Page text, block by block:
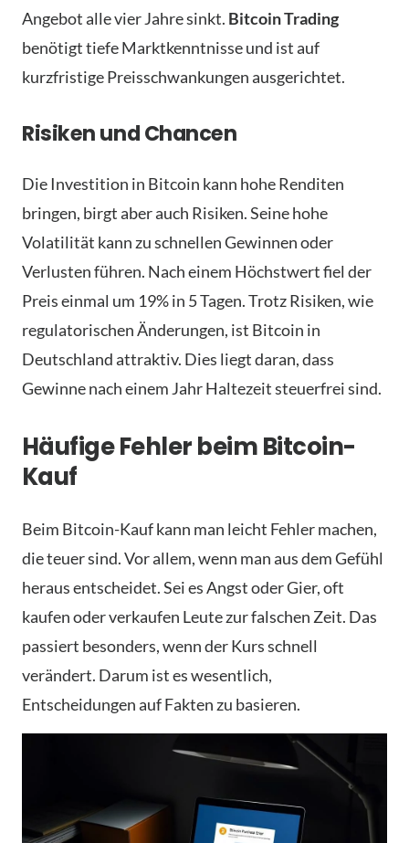
Angebot alle vier Jahre sinkt. Bitcoin Trading
benötigt tiefe Marktkenntnisse und ist auf
kurzfristige Preisschwankungen ausgerichtet.
Risiken und Chancen
Die Investition in Bitcoin kann hohe Renditen
bringen, birgt aber auch Risiken. Seine hohe
Volatilität kann zu schnellen Gewinnen oder
Verlusten führen. Nach einem Höchstwert fiel der
Preis einmal um 19% in 5 Tagen. Trotz Risiken, wie
regulatorischen Änderungen, ist Bitcoin in
Deutschland attraktiv. Dies liegt daran, dass
Gewinne nach einem Jahr Haltezeit steuerfrei sind.
Häufige Fehler beim Bitcoin-
Kauf
Beim Bitcoin-Kauf kann man leicht Fehler machen,
die teuer sind. Vor allem, wenn man aus dem Gefühl
heraus entscheidet. Sei es Angst oder Gier, oft
kaufen oder verkaufen Leute zur falschen Zeit. Das
passiert besonders, wenn der Kurs schnell
verändert. Darum ist es wesentlich,
Entscheidungen auf Fakten zu basieren.